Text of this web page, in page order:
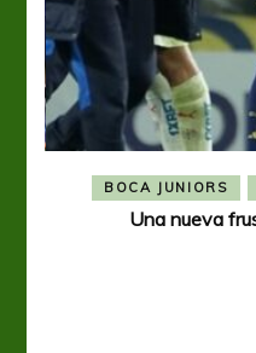
BOCA JUNIORS
Una nueva